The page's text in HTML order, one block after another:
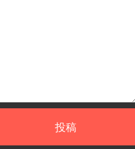
投稿